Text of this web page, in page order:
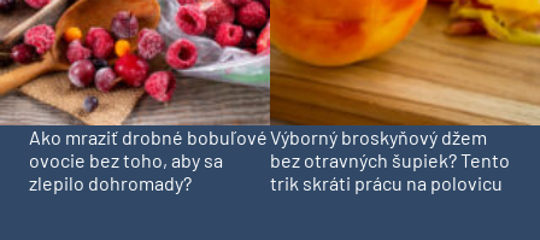
Ako mraziť drobné bobuľové
ovocie bez toho, aby sa
zlepilo dohromady?
Výborný broskyňový džem
bez otravných šupiek? Tento
trik skráti prácu na polovicu